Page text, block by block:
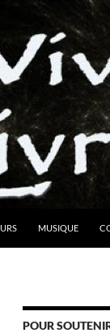
MUSIQUE
POUR